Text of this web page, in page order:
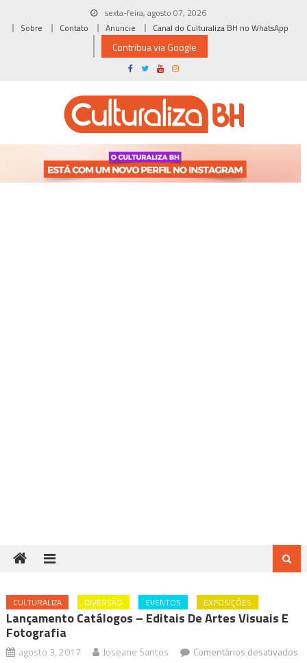
sexta-feira, agosto 07, 2026
Sobre
Contato Anuncie Canal do Culturaliza BH no WhatsApp
Contribua via Google
CULTURALIZA DIVERSÃO EVENTOS EXPOSIÇÕES
Lançamento Catálogos – Editais De Artes Visuais E
Fotografia
agosto 3, 2017 Joseane Santos
Comentários desativados